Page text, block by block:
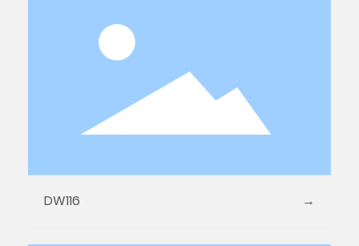
DW116 →